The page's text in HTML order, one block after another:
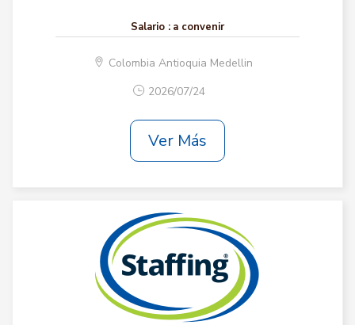
Salario : a convenir
Colombia Antioquia Medellin
2026/07/24
Ver Más